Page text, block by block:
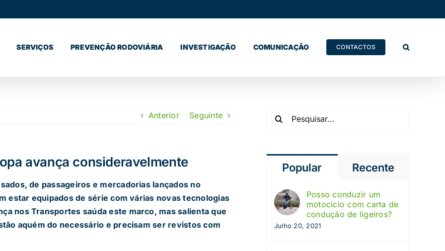
SERVIÇOS PREVENÇÃO RODOVIÁRIA INVESTIGAÇÃO COMUNICAÇÃO CONTACTOS
Anterior Seguinte
avança consideravelmente
de passageiros e mercadorias lançados no
estar equipados de série com várias novas tecnologias
nos Transportes saúda este marco, mas salienta que
aquém do necessário e precisam ser revistos ​​com
Popular Recente
Posso conduzir um
motociclo com carta de
condução de ligeiros?
Julho 20, 2021